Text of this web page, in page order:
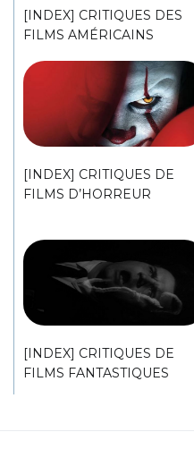
[INDEX] CRITIQUES DES
FILMS AMÉRICAINS
[INDEX] CRITIQUES DE
FILMS D’HORREUR
[INDEX] CRITIQUES DE
FILMS FANTASTIQUES